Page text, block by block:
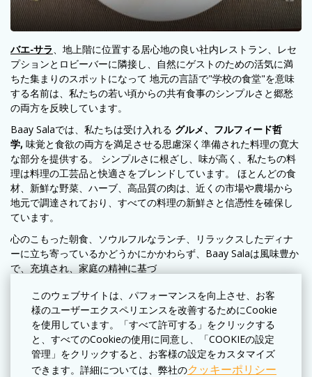
このウェブサイトは、パフォーマンスを向上させ、お客
様のユーザーエクスペリエンスを改善するためにCookie
を使用しています。「すべて許可する」をクリックする
と、すべてのCookieの使用に同意し、「COOKIEの設定
管理」をクリックすると、お客様の設定をカスタマイズ
できます。詳細については、弊社のクッキーポリシー
バエ-サラ、地上階に位置する居心地の良い社内レストラン、レセ
プションとロビーバーに隣接し、自然にゲストのための活気に満
ちた集まりのスポットになって 地元の言語で"学校の食堂"を意味
する名前は、私たちの若い頃からの共有食事のシンプルさと郷愁
の両方を反映しています。
Baay Salaでは、私たちは受け入れる グルメ、フルフィード哲
学, 味覚と食欲の両方を満足させる思慮深く準備された料理の寛大
な部分を提供する。 シンプルさに根ざし、味が高く、私たちの料
理は料理の工芸品と快適さをブレンドしています。 ほとんどの食
材、新鮮な野菜、ハーブ、高品質の肉は、近くの市場や農場から
地元で調達されており、すべての料理の新鮮さと信憑性を確保し
ています。
心のこもった朝食、ソウルフルなランチ、リラックスしたディナ
ーに立ち寄っているかどうかにかかわらず、Baay Salaは風味豊か
で、充填され、家庭の精神に基づ